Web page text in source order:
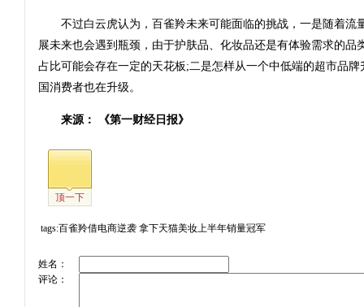
不过白云虎认为，百雀羚未来可能面临的挑战，一是随着流
展未来也会遇到瓶颈，由于护肤品、化妆品还是有体验需求的品
占比可能会存在一定的天花板;二是怎样从一个中低端的超市品
国消费者也在升级。
来源： 《第一财经日报》
顶一下
tags:百雀羚借电商逆袭 拿下天猫美妆上半年销量冠军
姓名：
评论：